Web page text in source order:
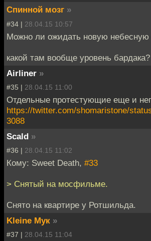
Спинной мозг »
#34 | 28.04.15 10:57
Можно ли ожидать новую небесную
какой там вообще уровень бардака?
Airliner »
#35 | 28.04.15 11:00
Отдельные протестующие еще и
https://twitter.com/shomaristone/
3088
Scald »
#36 | 28.04.15 11:02
Кому: Sweet Death, #33
> Снятый на мосфильме.
Снято на квартире у Ротшильда.
Kleine Мук »
#37 | 28.04.15 11:04